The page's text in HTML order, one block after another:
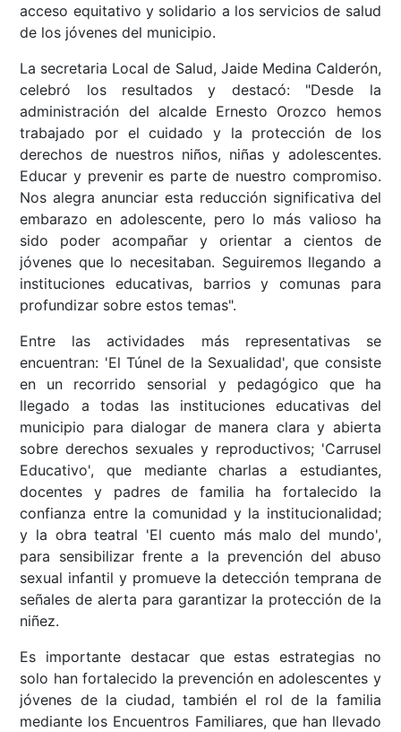
acceso equitativo y solidario a los servicios de salud
de los jóvenes del municipio.
La secretaria Local de Salud, Jaide Medina Calderón,
celebró los resultados y destacó: "Desde la
administración del alcalde Ernesto Orozco hemos
trabajado por el cuidado y la protección de los
derechos de nuestros niños, niñas y adolescentes.
Educar y prevenir es parte de nuestro compromiso.
Nos alegra anunciar esta reducción significativa del
embarazo en adolescente, pero lo más valioso ha
sido poder acompañar y orientar a cientos de
jóvenes que lo necesitaban. Seguiremos llegando a
instituciones educativas, barrios y comunas para
profundizar sobre estos temas".
Entre las actividades más representativas se
encuentran: 'El Túnel de la Sexualidad', que consiste
en un recorrido sensorial y pedagógico que ha
llegado a todas las instituciones educativas del
municipio para dialogar de manera clara y abierta
sobre derechos sexuales y reproductivos; 'Carrusel
Educativo', que mediante charlas a estudiantes,
docentes y padres de familia ha fortalecido la
confianza entre la comunidad y la institucionalidad;
y la obra teatral 'El cuento más malo del mundo',
para sensibilizar frente a la prevención del abuso
sexual infantil y promueve la detección temprana de
señales de alerta para garantizar la protección de la
niñez.
Es importante destacar que estas estrategias no
solo han fortalecido la prevención en adolescentes y
jóvenes de la ciudad, también el rol de la familia
mediante los Encuentros Familiares, que han llevado